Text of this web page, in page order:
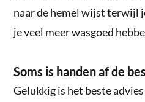
naar de hemel wijst terwijl
je veel meer wasgoed
Soms is handen af de
Gelukkig is het beste